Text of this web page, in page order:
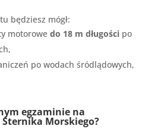
będziesz mógł:
motorowe do 18 m długościpo
po wodach śródlądowych,
egzaminie na
Morskiego?